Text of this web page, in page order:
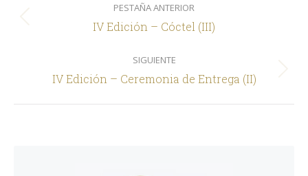
comentarios
PESTAÑA ANTERIOR
Pestaña
IV Edición – Cóctel (III)
SIGUIENTE
Siguiente
IV Edición – Ceremonia de Entrega (II)